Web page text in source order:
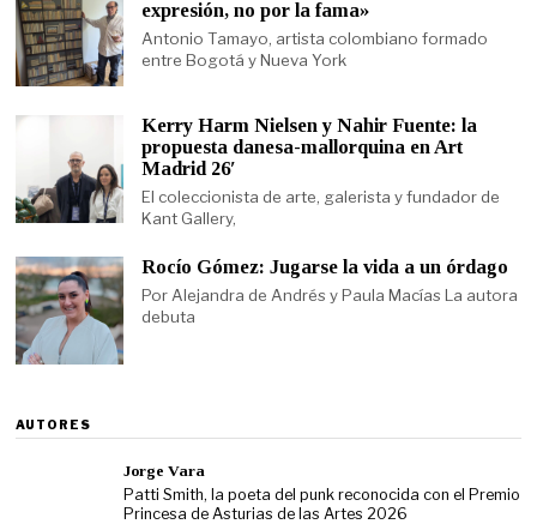
expresión, no por la fama»
Antonio Tamayo, artista colombiano formado
entre Bogotá y Nueva York
Kerry Harm Nielsen y Nahir Fuente: la
propuesta danesa-mallorquina en Art
Madrid 26′
El coleccionista de arte, galerista y fundador de
Kant Gallery,
Rocío Gómez: Jugarse la vida a un órdago
Por Alejandra de Andrés y Paula Macías La autora
debuta
AUTORES
Jorge Vara
Patti Smith, la poeta del punk reconocida con el Premio
Princesa de Asturias de las Artes 2026